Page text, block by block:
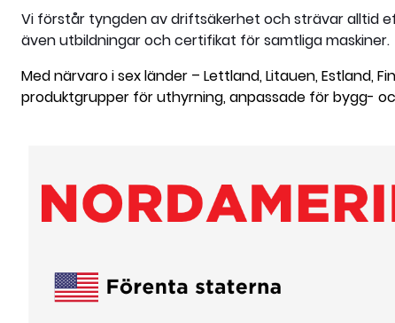
Vi förstår tyngden av driftsäkerhet och strävar alltid
även utbildningar och certifikat för samtliga maskiner.
Med närvaro i sex länder – Lettland, Litauen,
produktgrupper för uthyrning, anpassade för bygg-